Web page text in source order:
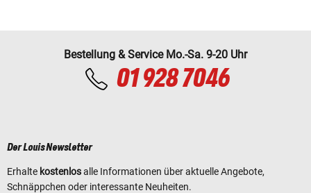
Bestellung & Service Mo.-Sa. 9-20 Uhr
01 928 7046
Der Louis Newsletter
Erhalte kostenlosalle Informationen über aktuelle Angebote,
Schnäppchen oder interessante Neuheiten.